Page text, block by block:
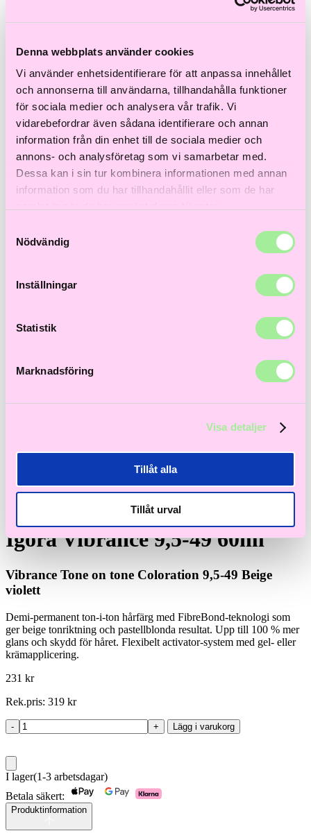
Denna webbplats använder cookies
Vi använder enhetsidentifierare för att anpassa innehållet
och annonserna till användarna, tillhandahålla funktioner
för sociala medier och analysera vår trafik. Vi
vidarebefordrar även sådana identifierare och annan
information från din enhet till de sociala medier och
annons- och analysföretag som vi samarbetar med.
Dessa kan i sin tur kombinera informationen med annan
information som du har tillhandahållit eller som de har
Nödvändig
Inställningar
Statistik
Marknadsföring
Visa detaljer
Tillåt alla
Tillåt urval
Hem>Färgat hår>Hårfärg> Igora Vibrance 9,5-49 60ml
Igora Vibrance 9,5-49 60ml
Vibrance Tone on tone Coloration 9,5-49 Beige
violett
Demi-permanent ton-i-ton hårfärg med FibreBond-teknologi som
ger beige tonriktning och pastellblonda resultat. Upp till 100 % mer
glans och skydd för håret. Flexibelt activator-system med gel- eller
krämapplicering.
231 kr
Rek.pris: 319 kr
-
Igora
9,5-
49
60ml
mängd
+ Lägg i varukorg
I lager(1-3 arbetsdagar)
Betala säkert:
Produktinformation